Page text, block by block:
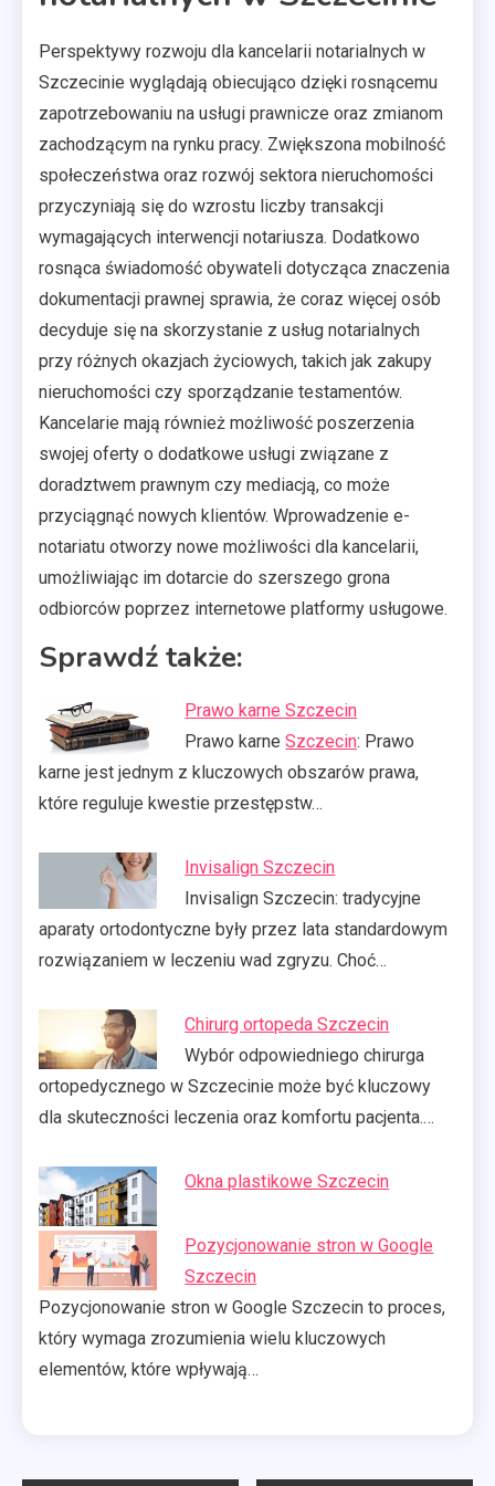
Perspektywy rozwoju dla kancelarii notarialnych w
Szczecinie wyglądają obiecująco dzięki rosnącemu
zapotrzebowaniu na usługi prawnicze oraz zmianom
zachodzącym na rynku pracy. Zwiększona mobilność
społeczeństwa oraz rozwój sektora nieruchomości
przyczyniają się do wzrostu liczby transakcji
wymagających interwencji notariusza. Dodatkowo
rosnąca świadomość obywateli dotycząca znaczenia
dokumentacji prawnej sprawia, że coraz więcej osób
decyduje się na skorzystanie z usług notarialnych
przy różnych okazjach życiowych, takich jak zakupy
nieruchomości czy sporządzanie testamentów.
Kancelarie mają również możliwość poszerzenia
swojej oferty o dodatkowe usługi związane z
doradztwem prawnym czy mediacją, co może
przyciągnąć nowych klientów. Wprowadzenie e-
notariatu otworzy nowe możliwości dla kancelarii,
umożliwiając im dotarcie do szerszego grona
odbiorców poprzez internetowe platformy usługowe.
Sprawdź także:
Prawo karne Szczecin
Prawo karneSzczecin: Prawo
karne jest jednym z kluczowych obszarów prawa,
które reguluje kwestie przestępstw…
Invisalign Szczecin
Invisalign Szczecin: tradycyjne
aparaty ortodontyczne były przez lata standardowym
rozwiązaniem w leczeniu wad zgryzu. Choć…
Chirurg ortopeda Szczecin
Wybór odpowiedniego chirurga
ortopedycznego w Szczecinie może być kluczowy
dla skuteczności leczenia oraz komfortu pacjenta.…
Okna plastikowe Szczecin
Pozycjonowanie stron w Google
Szczecin
Pozycjonowanie stron w Google Szczecin to proces,
który wymaga zrozumienia wielu kluczowych
elementów, które wpływają…